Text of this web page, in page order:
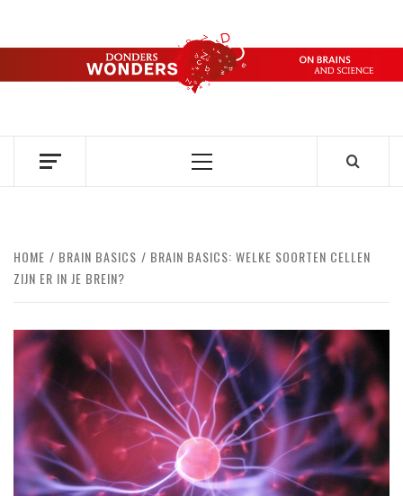
de
DONDERS
OVER HERSENEN EN WETENSCHAP // ON BRAINS AND
Primair
HOME BRAIN BASICS
BRAIN BASICS: WELKE SOORTEN CELLEN
ZIJN ER IN JE BREIN?